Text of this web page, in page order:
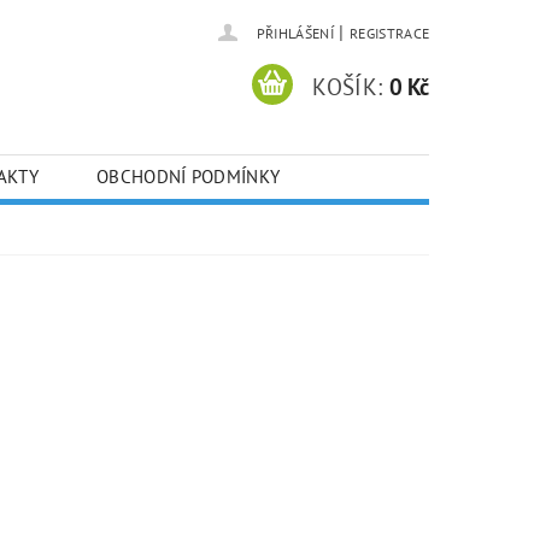
PŘIHLÁŠENÍ | REGISTRACE
KOŠÍK: 0 Kč
OBCHODNÍ PODMÍNKY